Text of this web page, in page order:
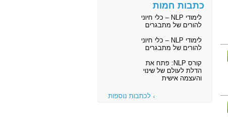
כתבות חמות
לימודי NLP – כלי חיוני
להורים של מתבגרים
לימודי NLP – כלי חיוני
להורים של מתבגרים
קורס NLP: פתח את
הדלת לעולם של שינוי
והעצמה אישית
לכתבות נוספות